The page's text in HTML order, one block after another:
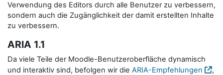
Verwendung des Editors durch alle Benutzer zu verbessern,
sondern auch die Zugänglichkeit der damit erstellten Inhalte
zu verbessern.
ARIA 1.1
Da viele Teile der Moodle-Benutzeroberfläche dynamisch
und interaktiv sind, befolgen wir die ARIA-Empfehlungen
,